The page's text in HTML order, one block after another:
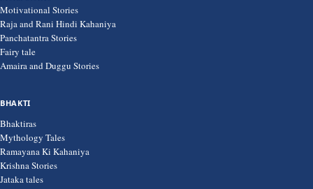
Motivational Stories
Raja and Rani Hindi Kahaniya
Panchatantra Stories
Fairy tale
Amaira and Duggu Stories
BHAKTI
Bhaktiras
Mythology Tales
Ramayana Ki Kahaniya
Krishna Stories
Jataka tales